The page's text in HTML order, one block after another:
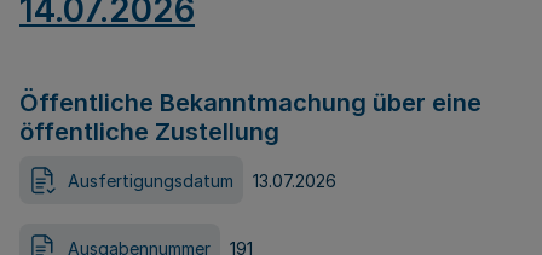
14.07.2026
Öffentliche Bekanntmachung über eine
öffentliche Zustellung
Ausfertigungsdatum 13.07.2026
Ausgabennummer 191